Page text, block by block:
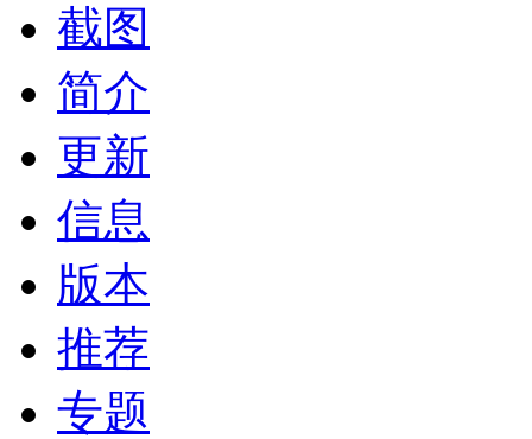
截图
简介
更新
信息
版本
推荐
专题